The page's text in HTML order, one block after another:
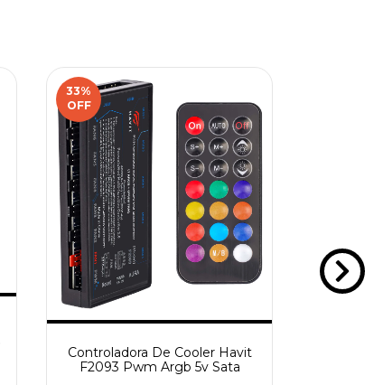
33%
OFF
Controladora De Cooler Havit
F2093 Pwm Argb 5v Sata